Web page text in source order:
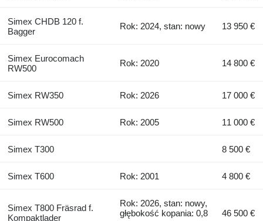
Simex CHDB 120 f.
Bagger
Rok: 2024, stan: nowy 13 950 €
Simex Eurocomach
RW500
Rok: 2020 14 800 €
Simex RW350 Rok: 2026 17 000 €
Simex RW500 Rok: 2005 11 000 €
Simex T300 8 500 €
Simex T600 Rok: 2001 4 800 €
Simex T800 Fräsrad f.
Kompaktlader
Rok: 2026, stan: nowy,
głębokość kopania: 0,8
46 500 €